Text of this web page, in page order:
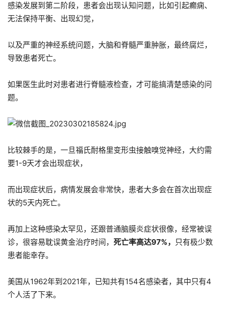
感染发展到第二阶段，患者会出现认知问题，比如引起癫痫、
无法保持平衡、出现幻觉，
以及严重的神经系统问题，大脑和脊髓严重肿胀，最终腐烂，
导致患者死亡。
如果医生此时对患者进行脊髓液检查，才可能搞清楚感染的问
题。
比较棘手的是，一旦福氏耐格里变形虫接触嗅觉神经，大约需
要1-9天才会出现症状，
而出现症状后，病情发展会非常快，患者大多会在首次出现症
状的5天内死亡。
再加上这种感染太罕见，还跟普通脑膜炎症状很像，经常被误
诊，很容易耽误黄金治疗时间， 死亡率高达97%， 只有极少数
患者能幸存。
美国从1962年到2021年，已知共有154名感染者，其中只有4
个人活了下来。